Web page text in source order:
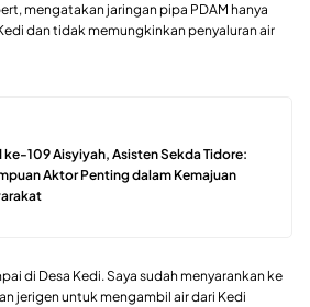
mengatakan jaringan pipa PDAM hanya
dan tidak memungkinkan penyaluran air
ke-109 Aisyiyah, Asisten Sekda Tidore:
Aktor Penting dalam Kemajuan
di Desa Kedi. Saya sudah menyarankan ke
jerigen untuk mengambil air dari Kedi